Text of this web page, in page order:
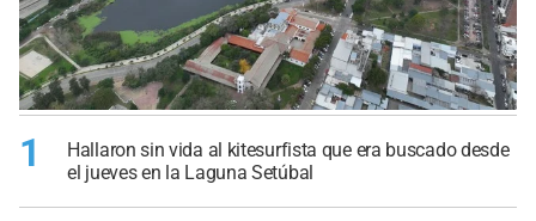
1
Hallaron sin vida al kitesurfista que era buscado desde
el jueves en la Laguna Setúbal